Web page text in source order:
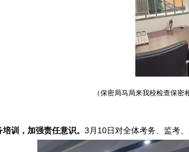
（保密局马局来我校检查保密
培训，加强责任意识。3月10日对全体考务 监考